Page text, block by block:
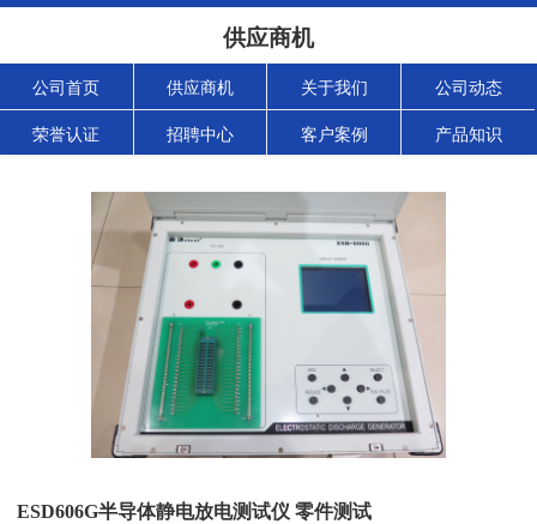
供应商机
公司首页 供应商机 关于我们 公司动态
荣誉认证 招聘中心 客户案例 产品知识
ESD606G半导体静电放电测试仪 零件测试